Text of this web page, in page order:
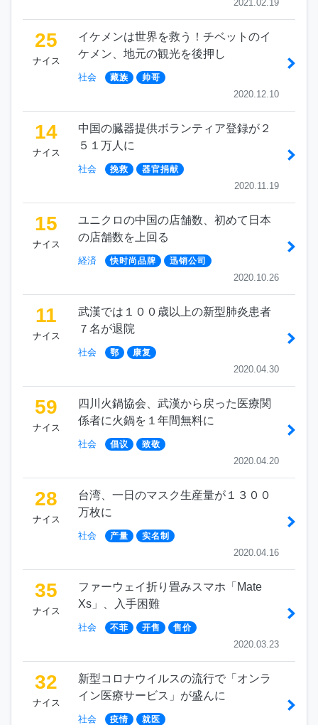
2021.02.19
25
ナイス
イケメンは世界を救う！チベットのイ
ケメン、地元の観光を後押し
社会 藏族 帅哥
2020.12.10
14
ナイス
中国の臓器提供ボランティア登録が２
５１万人に
社会 挽救 器官捐献
2020.11.19
15
ナイス
ユニクロの中国の店舗数、初めて日本
の店舗数を上回る
経済 快时尚品牌 迅销公司
2020.10.26
11
ナイス
武漢では１００歳以上の新型肺炎患者
７名が退院
社会 鄂 康复
2020.04.30
59
ナイス
四川火鍋協会、武漢から戻った医療関
係者に火鍋を１年間無料に
社会 倡议 致敬
2020.04.20
28
ナイス
台湾、一日のマスク生産量が１３００
万枚に
社会 产量 实名制
2020.04.16
35
ナイス
ファーウェイ折り畳みスマホ「Mate
Xs」、入手困難
社会 不菲 开售 售价
2020.03.23
32
ナイス
新型コロナウイルスの流行で「オンラ
イン医療サービス」が盛んに
社会 疫情 就医